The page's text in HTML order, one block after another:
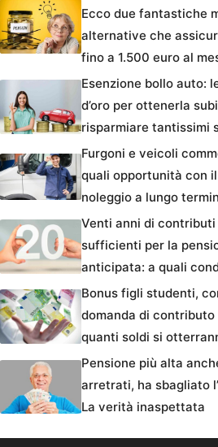
Ecco due fantastiche
alternative che
fino a 1.500 euro al
Esenzione bollo auto:
d’oro per ottenerla
risparmiare tantissimi
Furgoni e veicoli
quali opportunità con il
noleggio a lungo
Venti anni di contributi
sufficienti per la
anticipata: a quali
Bonus figli studenti,
domanda di contributo
quanti soldi si
Pensione più alta
arretrati, ha sbagliato
La verità inaspettata